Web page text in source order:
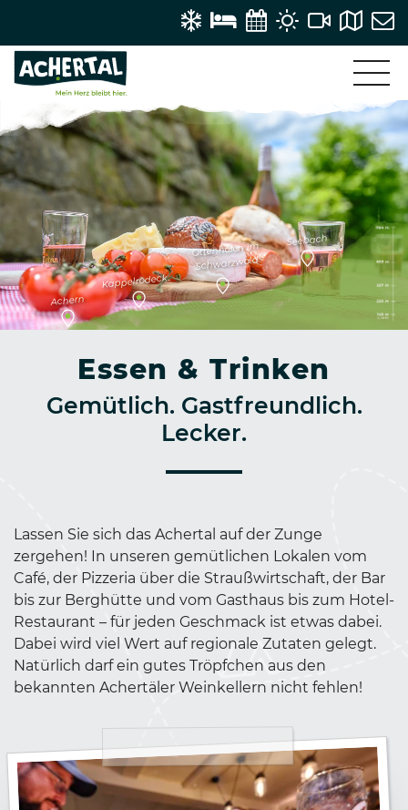
Achern
Kappelrodeck
Ottenhöfen im
Schwarzwald
Seebach
Essen & Trinken
Gemütlich. Gastfreundlich.
Lecker.
Lassen Sie sich das Achertal auf der Zunge
zergehen! In unseren gemütlichen Lokalen vom
Café, der Pizzeria über die Straußwirtschaft, der Bar
bis zur Berghütte und vom Gasthaus bis zum Hotel-
Restaurant – für jeden Geschmack ist etwas dabei.
Dabei wird viel Wert auf regionale Zutaten gelegt.
Natürlich darf ein gutes Tröpfchen aus den
bekannten Achertäler Weinkellern nicht fehlen!